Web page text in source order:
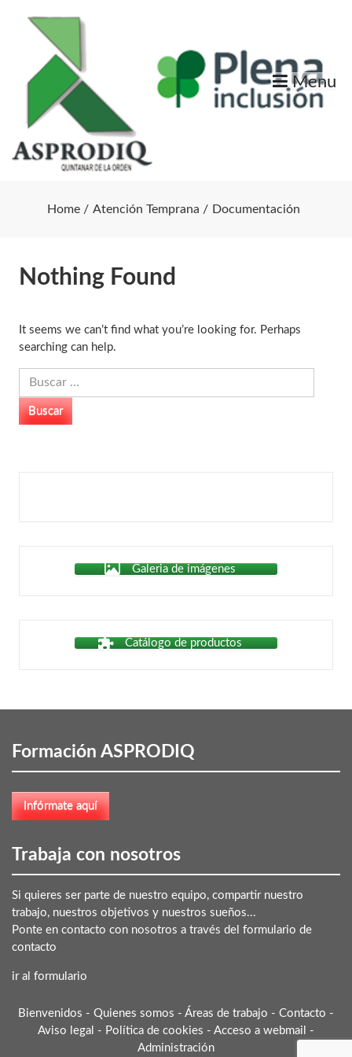
Menu
Home Atención Temprana Documentación
Nothing Found
It seems we can’t find what you’re looking for. Perhaps
searching can help.
Buscar:
Galeria de imágenes
Catálogo de productos
Formación ASPRODIQ
Trabaja con nosotros
Si quieres ser parte de nuestro equipo, compartir nuestro
trabajo, nuestros objetivos y nuestros sueños...
Ponte en contacto con nosotros a través del formulario de
contacto
ir al formulario
Bienvenidos - Quienes somos - Áreas de trabajo - Contacto -
Aviso legal - Política de cookies - Acceso a webmail
-
Administración